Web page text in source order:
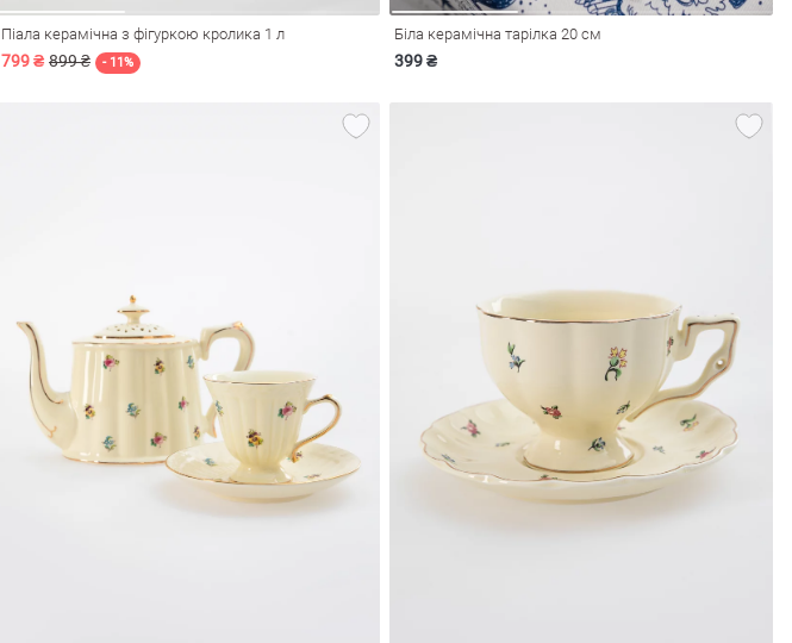
Піала керамічна з фігуркою кролика 1 л
799 ₴ 899 ₴ - 11%
Біла керамічна тарілка 20 см
399 ₴